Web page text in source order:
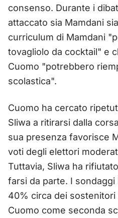
consenso. Durante i
attaccato sia Mamdani
curriculum di Mamdani
tovagliolo da cocktail" e
Cuomo "potrebbero
scolastica".
Cuomo ha cercato
Sliwa a ritirarsi dalla
sua presenza favorisce
voti degli elettori
Tuttavia, Sliwa ha
farsi da parte. I
40% circa dei sostenitori
Cuomo come seconda